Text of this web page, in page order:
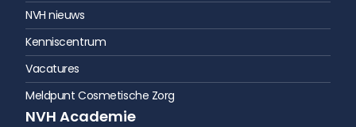
NVH nieuws
Kenniscentrum
Vacatures
Meldpunt Cosmetische Zorg
NVH Academie